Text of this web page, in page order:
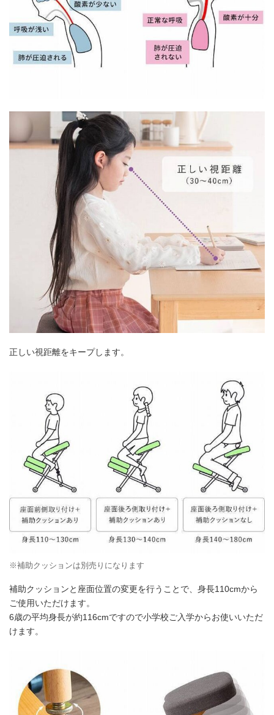
正しい視距離をキープします。
※補助クッションは別売りになります
補助クッションと座面位置の変更を行うことで、身長110cmから
ご使用いただけます。
6歳の平均身長が約116cmですので小学校ご入学からお使いいただ
けます。